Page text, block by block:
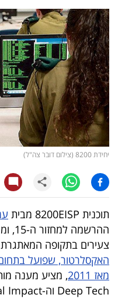
מדדים
ומחקרים
דעות
רכילות
עסקית
קריפטו
ויראלי
טלוויזיה
עסקי
ספורט
קריירה
ולימודים
יחידת 8200 (צילום דובר צה"ל)
תוכנית 8200EISP מבית
צעירים בתקופה
האקסלרטור, שפועל
מאז 2011
, מציע מענה